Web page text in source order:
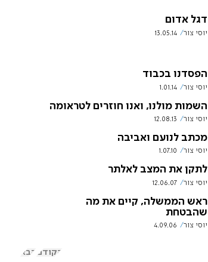
דגל אדום
יוסי צור 13.05.14
הפסדנו בכבוד
יוסי צור 1.01.14
השמות מולנו, ואנו חוזרים לטראומה
יוסי צור 12.08.13
מכתב לנועם ואביבה
יוסי צור 1.07.10
לתקן את המצב לאלתר
יוסי צור 12.06.07
ראש הממשלה, קיים את מה
שהבטחת
יוסי צור 4.09.06
הקודם הבא